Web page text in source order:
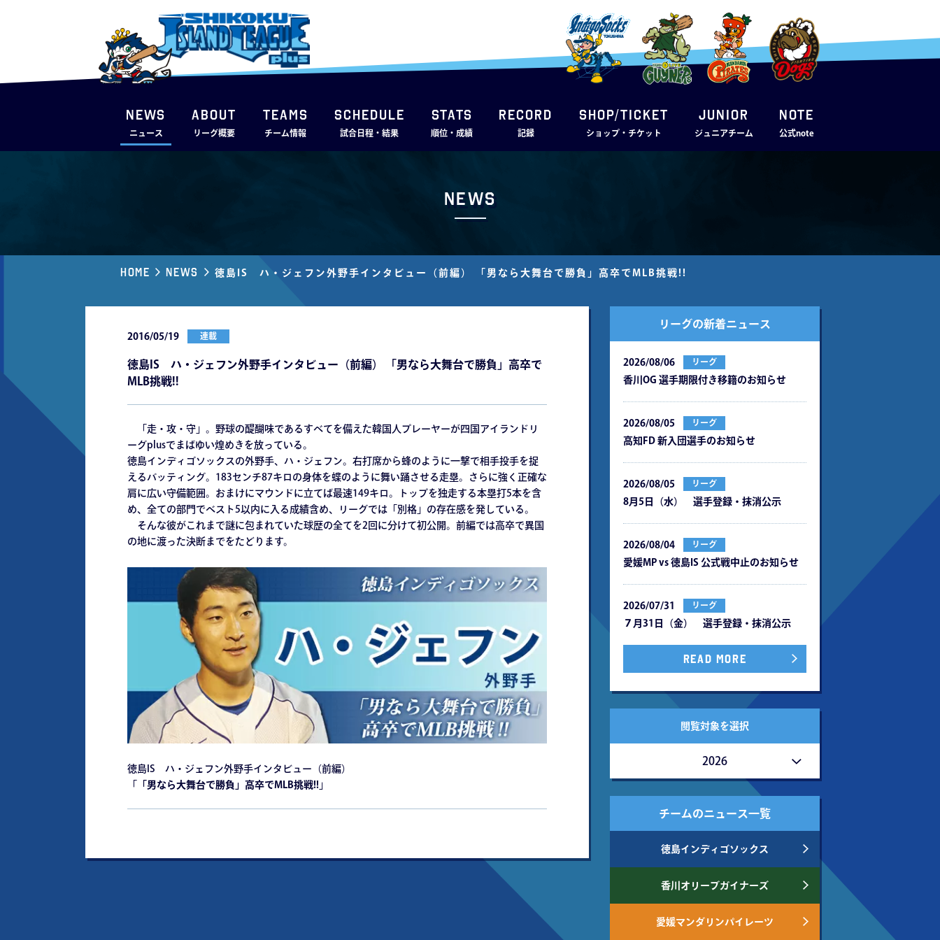
NEWS
ニュース
ABOUT
リーグ概要
TEAMS
チーム情報
SCHEDULE
試合日程・結果
STATS
順位・成績
RECORD
記録
SHOP/TICKET
ショップ・チケット
JUNIOR
ジュニアチーム
note
公式note
News
Home News 徳島IS ハ・ジェフン外野手インタビュー（前編） 「男なら大舞台で勝負」高卒でMLB挑戦!!
2016/05/19 連載
徳島IS ハ・ジェフン外野手インタビュー（前編） 「男なら大舞台で勝負」高卒で
MLB挑戦!!
「走・攻・守」。野球の醍醐味であるすべてを備えた韓国人プレーヤーが四国アイランドリ
ーグplusでまばゆい煌めきを放っている。
徳島インディゴソックスの外野手、ハ・ジェフン。右打席から蜂のように一撃で相手投手を捉
えるバッティング。183センチ87キロの身体を蝶のように舞い踊させる走塁。さらに強く正確な
肩に広い守備範囲。おまけにマウンドに立てば最速149キロ。トップを独走する本塁打5本を含
め、全ての部門でベスト5以内に入る成績含め、リーグでは「別格」の存在感を発している。
そんな彼がこれまで謎に包まれていた球歴の全てを2回に分けて初公開。前編では高卒で異国
の地に渡った決断までをたどります。
徳島IS ハ・ジェフン外野手インタビュー（前編）
「男なら大舞台で勝負」高卒でMLB挑戦!! 」
リーグの新着ニュース
2026/08/06 リーグ
⾹川OG 選⼿期限付き移籍のお知らせ
2026/08/05 リーグ
⾼知FD 新⼊団選⼿のお知らせ
2026/08/05 リーグ
8月5日（水） 選手登録・抹消公示
2026/08/04 リーグ
愛媛MP vs 徳島IS 公式戦中⽌のお知らせ
2026/07/31 リーグ
７月31日（金） 選手登録・抹消公示
READ MORE
閲覧対象を選択
2026
チームのニュース一覧
徳島インディゴソックス
香川オリーブガイナーズ
愛媛マンダリンパイレーツ